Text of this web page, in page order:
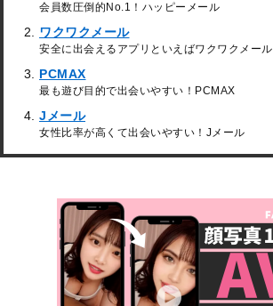
会員数圧倒的No.1！ハッピーメール
ワクワクメール
安全に出会えるアプリといえばワクワクメール
PCMAX
最も遊び目的で出会いやすい！PCMAX
Jメール
女性比率が高くて出会いやすい！Jメール